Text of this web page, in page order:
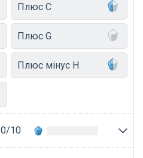
Плюс C
Плюс G
Плюс мінус H
0/10